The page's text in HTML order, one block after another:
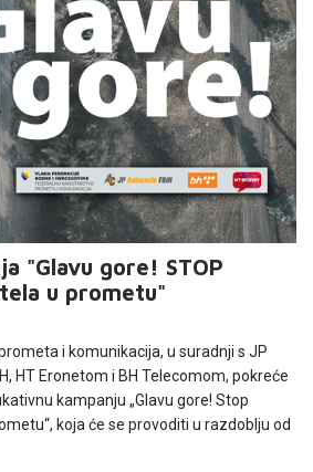
"Glavu gore! STOP
u prometu"
i komunikacija, u suradnji s JP
HT Eronetom i BH Telecomom, pokreće
kampanju „Glavu gore! Stop
koja će se provoditi u razdoblju od